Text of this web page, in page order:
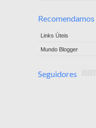
Recomendamos
Links Úteis
Mundo Blogger
Seguidores